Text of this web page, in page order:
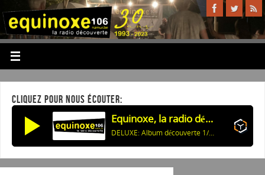
CLIQUEZ POUR NOUS ÉCOUTER:
Equinoxe, la radio découverte
DELUXE: Album découverte 1/4: DELUXE: POLISHING PEANUTS EP: 01 Never Lose / 03 Polishing Peanuts